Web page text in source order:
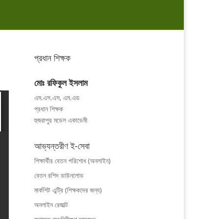
প্রধান শিক্ষক
মোঃ রফিকুল ইসলাম
এম.এস.এস, এম.এড
প্রধান শিক্ষক
হুজরাপুর মডেল একাডেমী
আভ্যন্তরীণ ই-সেবা
শিক্ষার্থীর বেতন পরিশোধ (অনলাইন)
বেতন রশিদ ডাউনলোড
মার্কশিট এন্ট্রি (শিক্ষকদের জন্য)
অনলাইন রেজাল্ট